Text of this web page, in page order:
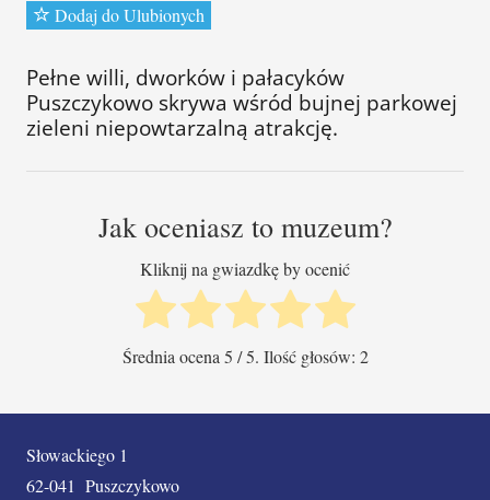
Dodaj do Ulubionych
Pełne willi, dworków i pałacyków
Puszczykowo skrywa wśród bujnej parkowej
zieleni niepowtarzalną atrakcję.
Jak oceniasz to muzeum?
Kliknij na gwiazdkę by ocenić
Średnia ocena 5 / 5. Ilość głosów: 2
Słowackiego 1
62-041 Puszczykowo